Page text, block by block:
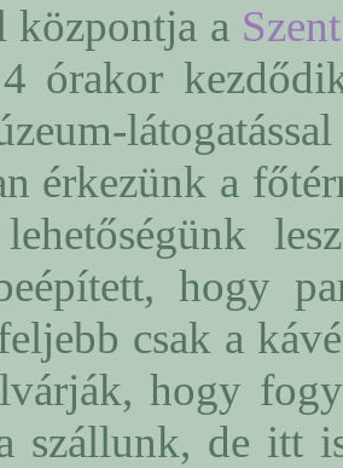
központja a
órakor
érkezünk a
hogy
csak a
hogy
szállunk, de itt